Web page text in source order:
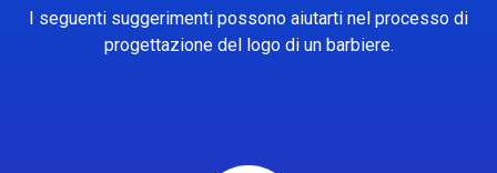
I seguenti suggerimenti possono aiutarti nel processo di
progettazione del logo di un barbiere.